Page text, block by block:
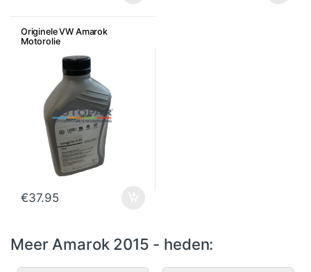
Originele VW Amarok
Motorolie
€37.95
Meer Amarok 2015 - heden: